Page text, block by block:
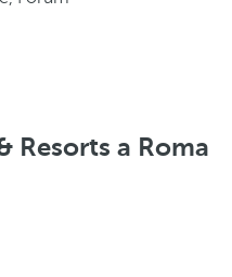
Resorts a Roma